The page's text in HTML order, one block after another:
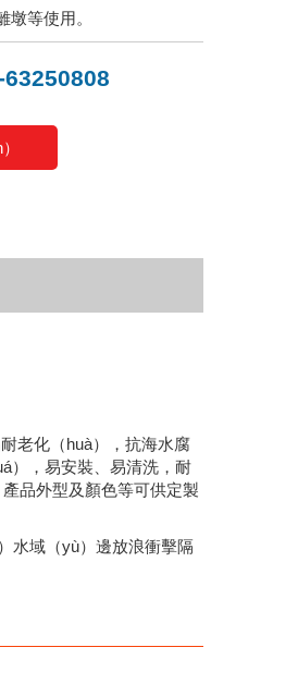
等使用。
老化（huà），抗海水腐
），易安裝、易清洗，耐
品外型及顏色等可供定製
水域（yù）邊放浪衝擊隔